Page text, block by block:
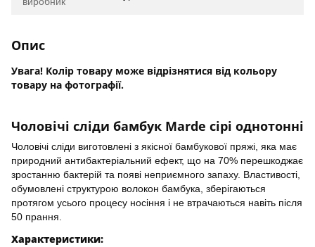
Опис
Увага! Колір товару може відрізнятися від кольору
товару на фотографії.
Чоловічі сліди бамбук Marde сірі однотонні
Чоловічі сліди виготовлені з якісної бамбукової пряжі, яка має
природний антибактеріальний ефект, що на 70% перешкоджає
зростанню бактерій та появі неприємного запаху. Властивості,
обумовлені структурою волокон бамбука, зберігаються
протягом усього процесу носіння і не втрачаються навіть після
50 прання.
Характеристики: